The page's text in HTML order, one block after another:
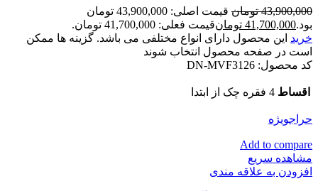
43,900,000 تومان
قیمت اصلی: 43,900,000 تومان
بود.41,700,000 تومانقیمت فعلی: 41,700,000 تومان.
خرید این محصول دارای انواع مختلفی می باشد. گزینه ها ممکن
است در صفحه محصول انتخاب شوند
کد محصول: DN-MVF3126
اقساط 4 فقره چک از ابتدا
حراجویژه
Add to compare
مشاهده سریع
افزودن به علاقه مندی